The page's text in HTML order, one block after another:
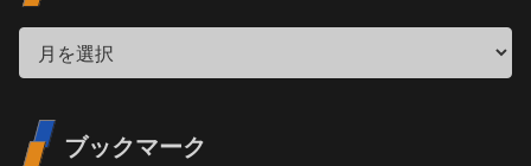
ブックマーク